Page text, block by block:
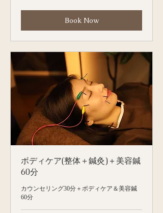
Book Now
ボディケア(整体＋鍼灸)＋美容鍼
60分
カウンセリング30分＋ボディケア＆美容鍼
60分